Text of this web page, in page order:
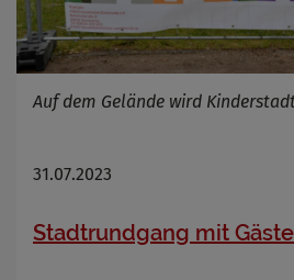
Auf dem Gelände wird
31.07.2023
Stadtrundgang mit